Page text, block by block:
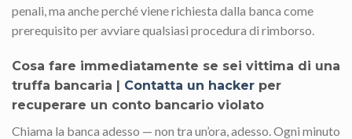
penali, ma anche perché viene richiesta dalla banca come
prerequisito per avviare qualsiasi procedura di rimborso.
Cosa fare immediatamente se sei vittima di una
truffa bancaria | Contatta un hacker per
recuperare un conto bancario violato
Chiama la banca adesso — non tra un’ora, adesso. Ogni minuto